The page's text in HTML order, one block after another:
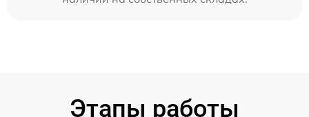
Этапы работы